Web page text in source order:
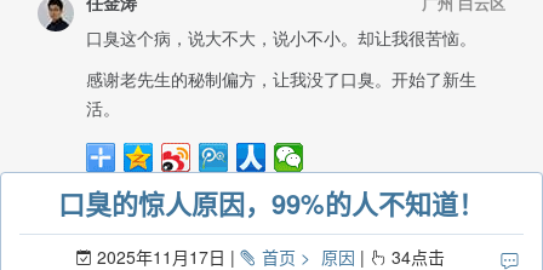
口臭的惊人原因，99%的人不知道！
2025年11月17日 首页 原因 34点击